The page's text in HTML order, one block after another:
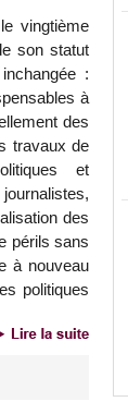
vingtième
son statut
:
à
des
travaux de
et
des
périls sans
à nouveau
politiques